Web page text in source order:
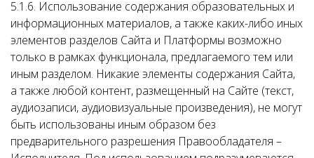
5.1.6. Использование содержания образовательных и
информационных материалов, а также каких-либо иных
элементов разделов Сайта и Платформы возможно
только в рамках функционала, предлагаемого тем или
иным разделом. Никакие элементы содержания Сайта,
а также любой контент, размещенный на Сайте (текст,
аудиозаписи, аудиовизуальные произведения), не могут
быть использованы иным образом без
предварительного разрешения Правообладателя –